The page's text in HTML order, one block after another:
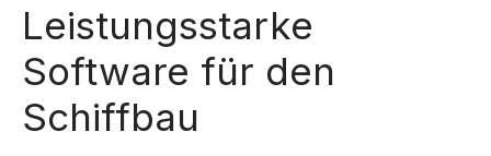
Leistungsstarke
Software für den
Schiffbau